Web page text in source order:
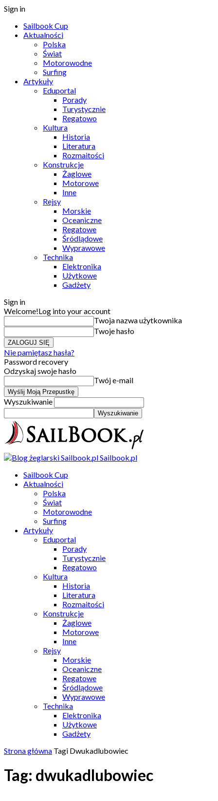
Sign in
Sailbook Cup
Aktualności
Polska
Świat
Motorowodne
Surfing
Artykuły
Eduportal
Porady
Turystycznie
Regatowo
Kultura
Historia
Literatura
Rozmaitości
Konstrukcje
Żaglowe
Motorowe
Inne
Rejsy
Morskie
Oceaniczne
Regatowe
Śródlądowe
Wyprawowe
Technika
Elektronika
Użytkowe
Gadżety
Sign in
Welcome!Log into your account
Twoja nazwa użytkownika
Twoje hasło
Nie pamiętasz hasła?
Password recovery
Odzyskaj swoje hasło
Twój e-mail
Wyszukiwanie
Sailbook.pl
Sailbook Cup
Aktualności
Polska
Świat
Motorowodne
Surfing
Artykuły
Eduportal
Porady
Turystycznie
Regatowo
Kultura
Historia
Literatura
Rozmaitości
Konstrukcje
Żaglowe
Motorowe
Inne
Rejsy
Morskie
Oceaniczne
Regatowe
Śródlądowe
Wyprawowe
Technika
Elektronika
Użytkowe
Gadżety
Strona główna Tagi Dwukadlubowiec
Tag: dwukadlubowiec